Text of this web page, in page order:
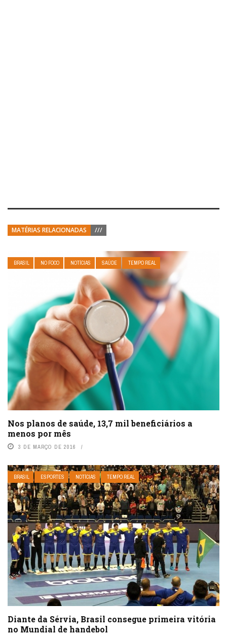
MATÉRIAS RELACIONADAS ///
BRASIL NO FOCO NOTÍCIAS SAÚDE TEMPO REAL
Nos planos de saúde, 13,7 mil beneficiários a
menos por mês
3 DE MARÇO DE 2016
BRASIL ESPORTES NOTÍCIAS TEMPO REAL
Diante da Sérvia, Brasil consegue primeira vitória
no Mundial de handebol